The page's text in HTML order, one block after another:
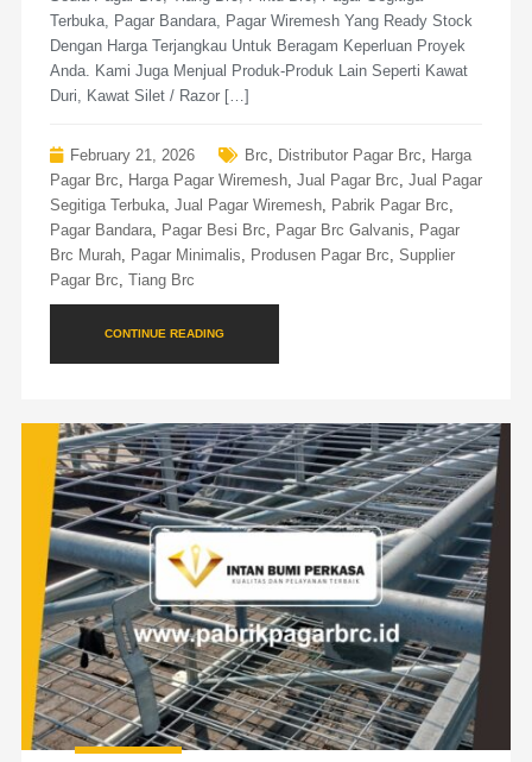
Terbuka, Pagar Bandara, Pagar Wiremesh Yang Ready Stock
Dengan Harga Terjangkau Untuk Beragam Keperluan Proyek
Anda. Kami Juga Menjual Produk-Produk Lain Seperti Kawat
Duri, Kawat Silet / Razor […]
February 21, 2026 Brc, Distributor Pagar Brc, Harga
Pagar Brc, Harga Pagar Wiremesh, Jual Pagar Brc, Jual Pagar
Segitiga Terbuka, Jual Pagar Wiremesh, Pabrik Pagar Brc,
Pagar Bandara, Pagar Besi Brc, Pagar Brc Galvanis, Pagar
Brc Murah, Pagar Minimalis, Produsen Pagar Brc, Supplier
Pagar Brc, Tiang Brc
CONTINUE READING